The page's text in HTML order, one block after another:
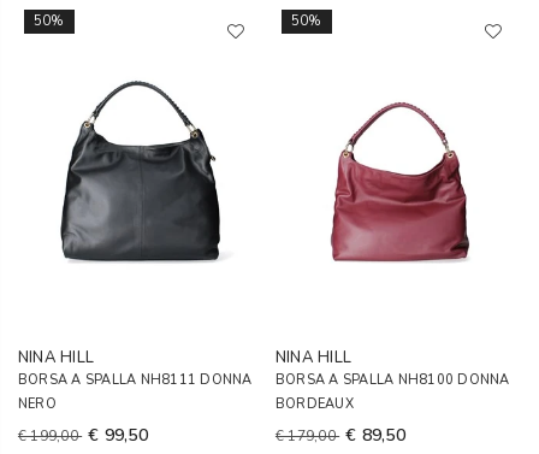
50%
NINA HILL
BORSA A SPALLA NH8111 DONNA
NERO
€ 199,00 € 99,50
50%
NINA HILL
BORSA A SPALLA NH8100 DONNA
BORDEAUX
€ 179,00 € 89,50